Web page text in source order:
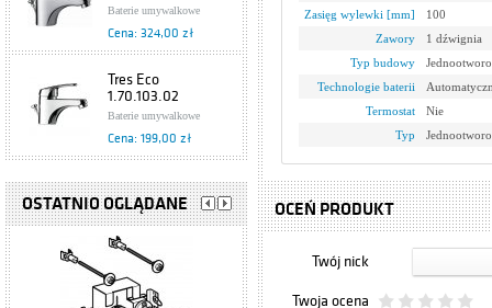
Baterie umywalkowe
Cena: 324,00 zł
Tres Eco
1.70.103.02
Baterie umywalkowe
Cena: 199,00 zł
Bateria
jednouchwytowa,
umywalkowa
nablatowa Cyrkon
582-712-00
Armatura Kraków
Baterie umywalkowe
Cena: 358,00 zł
Hansgrohe Axor
OSTATNIO OGLĄDANE
Zasięg wylewki [mm]
100
Zawory
1 dźwignia
Typ budowy
Technologie baterii
Termostat
Nie
Typ
OCEŃ PRODUKT
Twój nick
Twoja ocena